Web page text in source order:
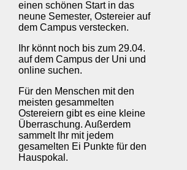
einen schönen Start in das
neune Semester, Ostereier auf
dem Campus verstecken.
Ihr könnt noch bis zum 29.04.
auf dem Campus der Uni und
online suchen.
Für den Menschen mit den
meisten gesammelten
Ostereiern gibt es eine kleine
Überraschung. Außerdem
sammelt Ihr mit jedem
gesamelten Ei Punkte für den
Hauspokal.